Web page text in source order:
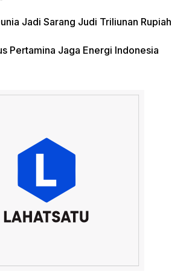
Jadi Sarang Judi Triliunan Rupiah
Pertamina Jaga Energi Indonesia